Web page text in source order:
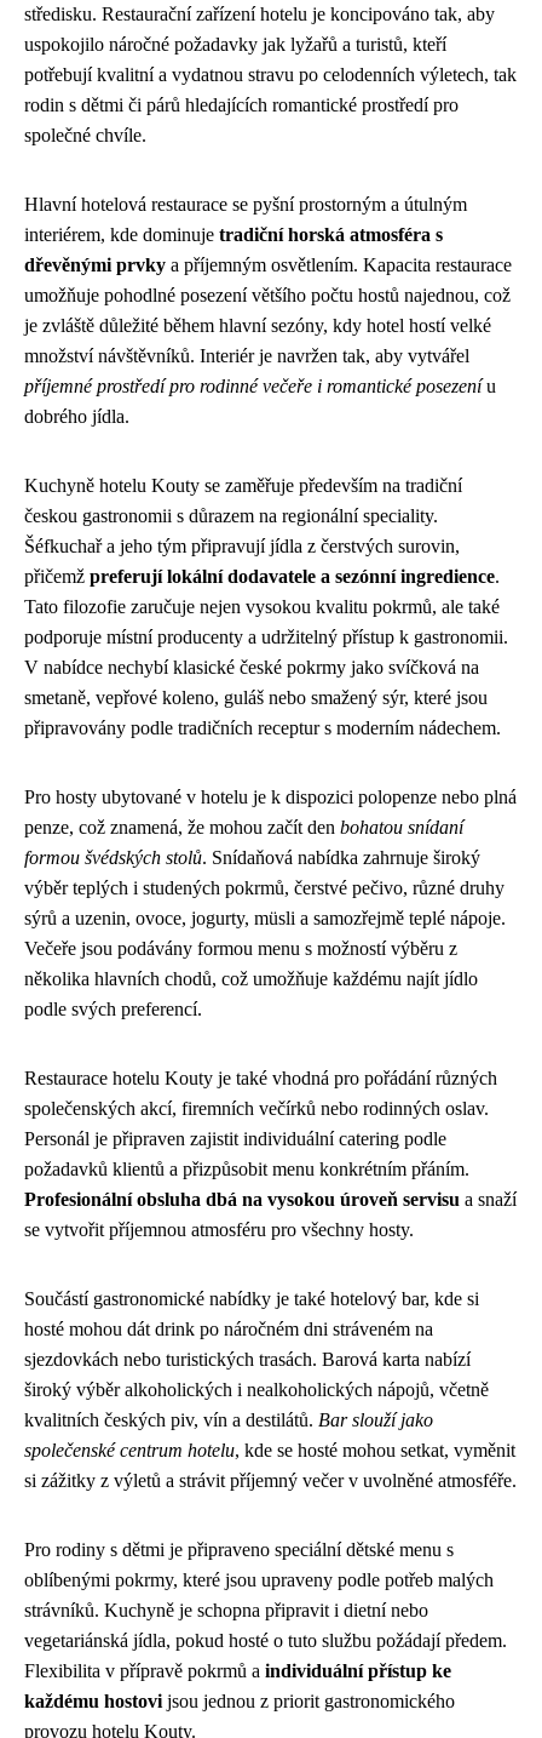
středisku. Restaurační zařízení hotelu je koncipováno tak, aby
uspokojilo náročné požadavky jak lyžařů a turistů, kteří
potřebují kvalitní a vydatnou stravu po celodenních výletech, tak
rodin s dětmi či párů hledajících romantické prostředí pro
společné chvíle.
Hlavní hotelová restaurace se pyšní prostorným a útulným
interiérem, kde dominuje tradiční horská atmosféra s
dřevěnými prvky a příjemným osvětlením. Kapacita restaurace
umožňuje pohodlné posezení většího počtu hostů najednou, což
je zvláště důležité během hlavní sezóny, kdy hotel hostí velké
množství návštěvníků. Interiér je navržen tak, aby vytvářel
příjemné prostředí pro rodinné večeře i romantické posezeníu
dobrého jídla.
Kuchyně hotelu Kouty se zaměřuje především na tradiční
českou gastronomii s důrazem na regionální speciality.
Šéfkuchař a jeho tým připravují jídla z čerstvých surovin,
přičemž preferují lokální dodavatele a sezónní ingredience.
Tato filozofie zaručuje nejen vysokou kvalitu pokrmů, ale také
podporuje místní producenty a udržitelný přístup k gastronomii.
V nabídce nechybí klasické české pokrmy jako svíčková na
smetaně, vepřové koleno, guláš nebo smažený sýr, které jsou
připravovány podle tradičních receptur s moderním nádechem.
Pro hosty ubytované v hotelu je k dispozici polopenze nebo plná
penze, což znamená, že mohou začít den bohatou snídaní
formou švédských stolů. Snídaňová nabídka zahrnuje široký
výběr teplých i studených pokrmů, čerstvé pečivo, různé druhy
sýrů a uzenin, ovoce, jogurty, müsli a samozřejmě teplé nápoje.
Večeře jsou podávány formou menu s možností výběru z
několika hlavních chodů, což umožňuje každému najít jídlo
podle svých preferencí.
Restaurace hotelu Kouty je také vhodná pro pořádání různých
společenských akcí, firemních večírků nebo rodinných oslav.
Personál je připraven zajistit individuální catering podle
požadavků klientů a přizpůsobit menu konkrétním přáním.
Profesionální obsluha dbá na vysokou úroveň servisu a snaží
se vytvořit příjemnou atmosféru pro všechny hosty.
Součástí gastronomické nabídky je také hotelový bar, kde si
hosté mohou dát drink po náročném dni stráveném na
sjezdovkách nebo turistických trasách. Barová karta nabízí
široký výběr alkoholických i nealkoholických nápojů, včetně
kvalitních českých piv, vín a destilátů. Bar slouží jako
společenské centrum hotelu, kde se hosté mohou setkat, vyměnit
si zážitky z výletů a strávit příjemný večer v uvolněné atmosféře.
Pro rodiny s dětmi je připraveno speciální dětské menu s
oblíbenými pokrmy, které jsou upraveny podle potřeb malých
strávníků. Kuchyně je schopna připravit i dietní nebo
vegetariánská jídla, pokud hosté o tuto službu požádají předem.
Flexibilita v přípravě pokrmů a individuální přístup ke
každému hostovi jsou jednou z priorit gastronomického
provozu hotelu Kouty.